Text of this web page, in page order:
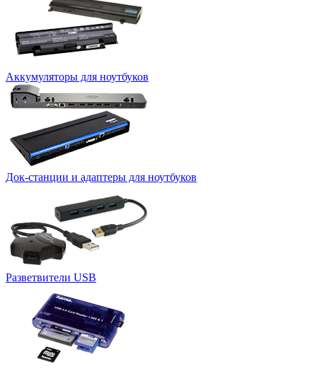
Аккумуляторы для ноутбуков
Док-станции и адаптеры для ноутбуков
Разветвители USB